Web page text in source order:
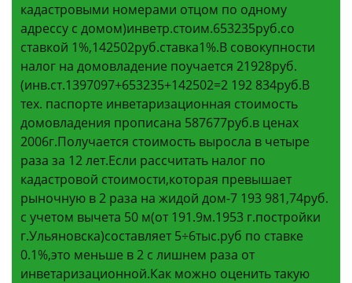
кадастровыми номерами отцом по одному
адрессу с домом)инветр.стоим.653235руб.со
ставкой 1%,142502руб.ставка1%.В совокупности
налог на домовладение поучается 21928руб.
(инв.ст.1397097+653235+142502=2 192 834руб.В
тех. паспорте инветаризационная стоимость
домовладения прописана 587677руб.в ценах
2006г.Получается стоимость выросла в четыре
раза за 12 лет.Если рассчитать налог по
кадастровой стоимости,которая превышает
рыночную в 2 раза на жидой дом-7 193 981,74руб.
с учетом вычета 50 м(от 191.9м.1953 г.постройки
г.Ульяновска)составляет 5÷6тыс.руб по ставке
0.1%,это меньше в 2 с лишнем раза от
инветаризационной.Как можно оценить такую